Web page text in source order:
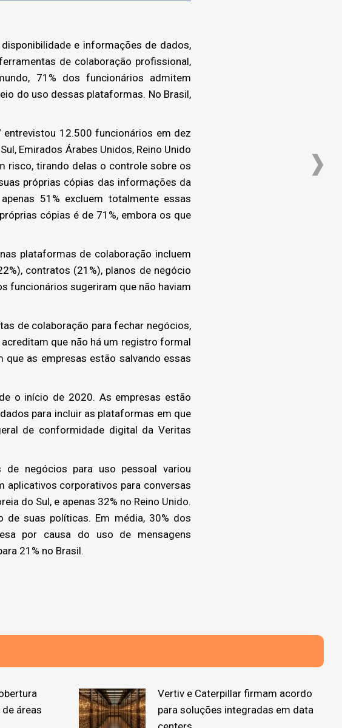
e informações de dados,
de colaboração profissional,
71% dos funcionários admitem
do uso dessas plataformas. No Brasil,
12.500 funcionários em dez
Emirados Árabes Unidos, Reino Unido
risco, tirando delas o controle sobre os
próprias cópias das informações da
51% excluem totalmente essas
cópias é de 71%, embora os que
plataformas de colaboração incluem
contratos (21%), planos de negócio
funcionários sugeriram que não haviam
de colaboração para fechar negócios,
que não há um registro formal
as empresas estão salvando essas
o início de 2020. As empresas estão
para incluir as plataformas em que
de conformidade digital da Veritas
negócios para uso pessoal variou
aplicativos corporativos para conversas
do Sul, e apenas 32% no Reino Unido.
suas políticas. Em média, 30% dos
por causa do uso de mensagens
21% no Brasil.
áreas
Vertiv e Caterpillar firmam acordo
para soluções integradas em data